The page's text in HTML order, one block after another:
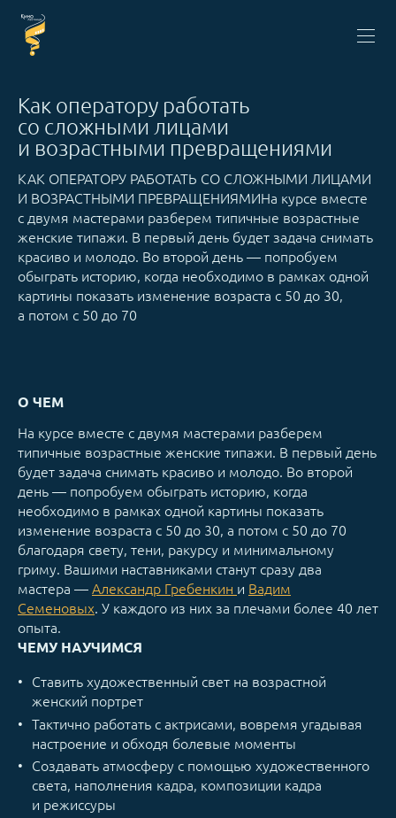
Как оператору работать
со сложными лицами
и возрастными превращениями
КАК ОПЕРАТОРУ РАБОТАТЬ СО СЛОЖНЫМИ ЛИЦАМИ
И ВОЗРАСТНЫМИ ПРЕВРАЩЕНИЯМИНа курсе вместе
с двумя мастерами разберем типичные возрастные
женские типажи. В первый день будет задача снимать
красиво и молодо. Во второй день — попробуем
обыграть историю, когда необходимо в рамках одной
картины показать изменение возраста с 50 до 30,
а потом с 50 до 70
О ЧЕМ
На курсе вместе с двумя мастерами разберем
типичные возрастные женские типажи. В первый день
будет задача снимать красиво и молодо. Во второй
день — попробуем обыграть историю, когда
необходимо в рамках одной картины показать
изменение возраста с 50 до 30, а потом с 50 до 70
благодаря свету, тени, ракурсу и минимальному
гриму. Вашими наставниками станут сразу два
мастера —Александр Гребенкин и Вадим
Семеновых. У каждого из них за плечами более 40 лет
опыта.
ЧЕМУ НАУЧИМСЯ
Ставить художественный свет на возрастной
женский портрет
Тактично работать с актрисами, вовремя угадывая
настроение и обходя болевые моменты
Создавать атмосферу с помощью художественного
света, наполнения кадра, композиции кадра
и режиссуры